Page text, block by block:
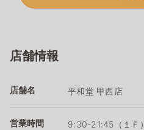
店舗情報
店舗名 平和堂 甲西店
営業時間
9:30-21:45（１Ｆ）